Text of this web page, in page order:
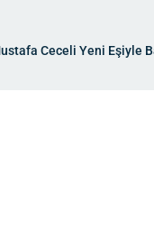
Ceceli Yeni Eşiyle